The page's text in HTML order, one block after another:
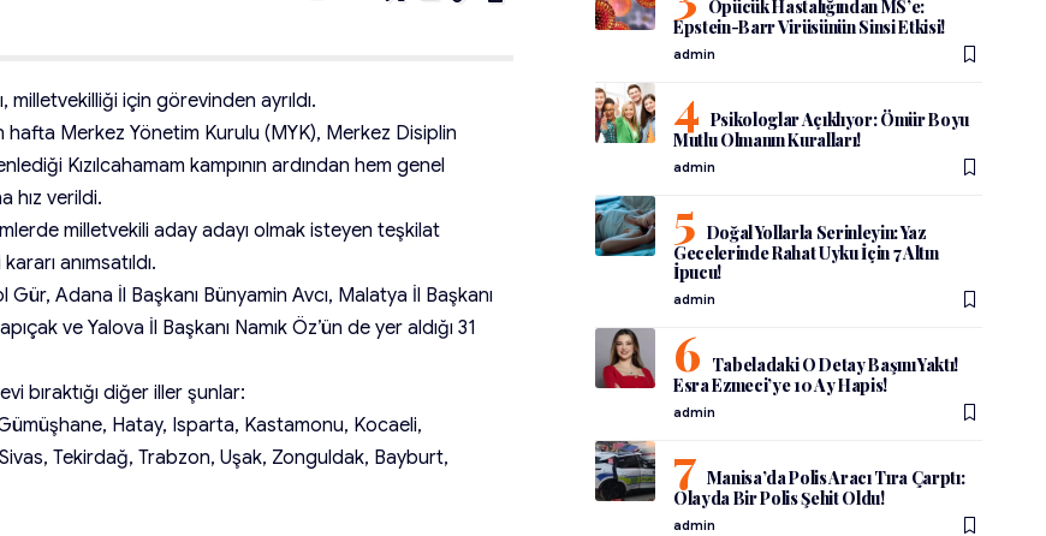
milletvekilliği için görevinden ayrıldı.
hafta Merkez Yönetim Kurulu (MYK), Merkez Disiplin
Kızılcahamam kampının ardından hem genel
hız verildi.
milletvekili aday adayı olmak isteyen teşkilat
anımsatıldı.
Adana İl Başkanı Bünyamin Avcı, Malatya İl Başkanı
ve Yalova İl Başkanı Namık Öz’ün de yer aldığı 31
bıraktığı diğer iller şunlar:
Hatay, Isparta, Kastamonu, Kocaeli,
Tekirdağ, Trabzon, Uşak, Zonguldak, Bayburt,
Öpücük Hastalığından MS’e:
Epstein-Barr Virüsünün Sinsi Etkisi!
admin
Psikologlar Açıklıyor: Ömür Boyu
Mutlu Olmanın Kuralları!
admin
Doğal Yollarla Serinleyin: Yaz
Gecelerinde Rahat Uyku İçin 7 Altın
İpucu!
admin
Tabeladaki O Detay Başını Yaktı!
Esra Ezmeci’ye 10 Ay Hapis!
admin
Manisa’da Polis Aracı Tıra Çarptı:
Olayda Bir Polis Şehit Oldu!
admin